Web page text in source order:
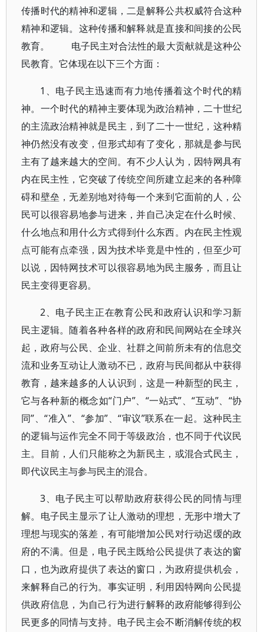
传播时代的精神和逻辑，二是解释公共权威符合这种
精神和逻辑。这种传播和解释就是直接和间接的公民
教育。 电子民主对合法性的最大贡献就是这种公
民教育。它体现在以下三个方面：
1、电子民主迅速而有力地传播着这个时代的精
神。一个时代的精神主要体现为政治精神，二十世纪
的主流政治精神就是民主，到了二十一世纪，这种精
神仍然没有改变，但形式却有了变化，那就是参与民
主有了越来越大的空间。有不少人认为，因特网具有
内在民主性，它突破了传统空间所建立起来的各种障
碍和壁垒，无差别地对待每一个来到它面前的人，公
民可以很容易地参与进来，并自己决定在什么时候、
什么地点和用什么方式得到什么东西。内在民主性观
点可能有点牵强，因为技术毕竟是中性的，但至少可
以说，因特网技术可以很容易地为民主服务，而且让
民主变得更容易。
2、电子民主正在教育公民和政府认识和学习新
民主逻辑。随着各种各样的政府和民间网站在全球兴
起，政府与公民、企业、社群之间前所未有的信息交
流和业务互动让人激动不已，政府与民间都从中获得
教育，越来越多的人认识到，这是一种新型的民主，
它与各种新的概念如“门户”、“一站式”、“互动”、“协
同”、“准入”、“参加”、“审议”联系在一起。这种民主
的逻辑与运作完全不同于等级政治，也不同于代议民
主。目前，人们只能称之为新民主，或混合式民主，
即代议民主与参与民主的混合。
3、电子民主可以帮助政府获得公民的同情与理
解。电子民主显示了让人激动的理想，无形中增大了
理想与现实的落差，有可能增加公民对行动迟缓的政
府的不满。但是，电子民主既给公民提供了表达的窗
口，也为政府提供了表达的窗口，为政府提供机会，
来解释自己的行为。事实证明，利用因特网向公民提
供政府信息，为自己行为进行解释的政府能够得到公
民更多的同情与支持。电子民主会不断消解传统的权